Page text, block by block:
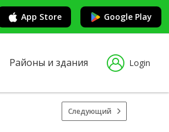
App Store Google Play
Районы и здания Login
Следующий